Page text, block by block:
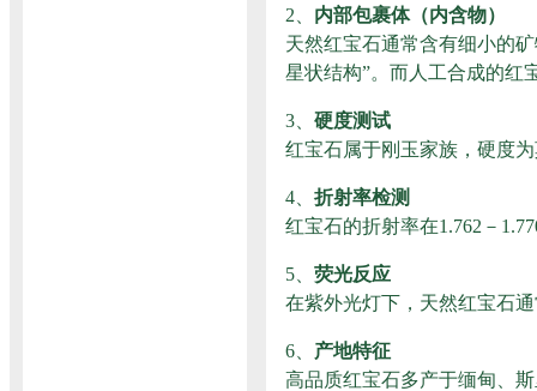
2、 内部包裹体（内含物）
天然红宝石通常含有细小的
星状结构”。而人工合成的红
3、 硬度测试
红宝石属于刚玉家族，硬度
4、 折射率检测
红宝石的折射率在1.762－
5、 荧光反应
在紫外光灯下，天然红宝石
6、 产地特征
高品质红宝石多产于缅甸、